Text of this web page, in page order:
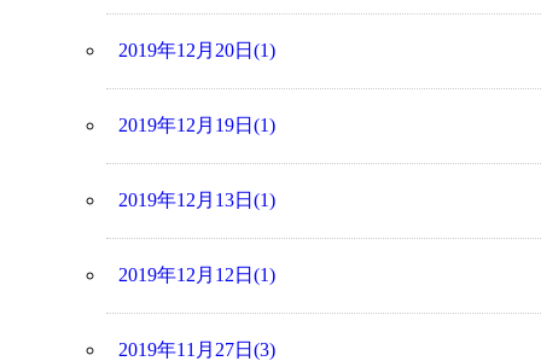
2019年12月20日(1)
2019年12月19日(1)
2019年12月13日(1)
2019年12月12日(1)
2019年11月27日(3)